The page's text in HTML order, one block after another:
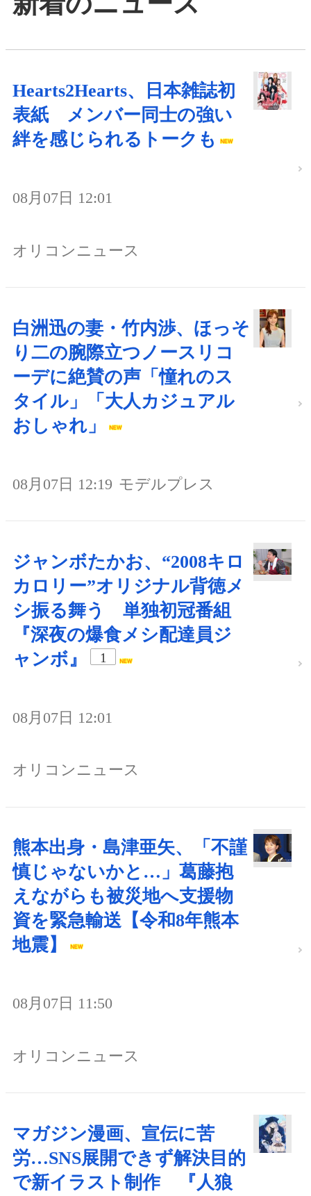
Hearts2Hearts、日本雑誌初
表紙 メンバー同士の強い
絆を感じられるトークも
08月07日 12:01
オリコンニュース
白洲迅の妻・竹内渉、ほっそ
り二の腕際立つノースリコ
ーデに絶賛の声「憧れのス
タイル」「大人カジュアル
おしゃれ」
08月07日 12:19 モデルプレス
ジャンボたかお、“2008キロ
カロリー”オリジナル背徳メ
シ振る舞う 単独初冠番組
『深夜の爆食メシ配達員ジ
ャンボ』
1
08月07日 12:01
オリコンニュース
熊本出身・島津亜矢、「不謹
慎じゃないかと…」葛藤抱
えながらも被災地へ支援物
資を緊急輸送【令和8年熊本
地震】
08月07日 11:50
オリコンニュース
マガジン漫画、宣伝に苦
労…SNS展開できず解決目的
で新イラスト制作 『人狼